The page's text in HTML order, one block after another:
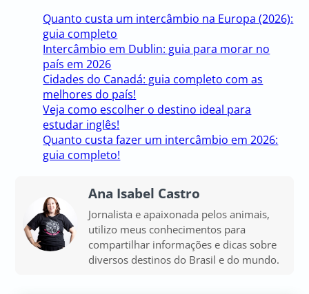
Quanto custa um intercâmbio na Europa (2026):
guia completo
Intercâmbio em Dublin: guia para morar no
país em 2026
Cidades do Canadá: guia completo com as
melhores do país!
Veja como escolher o destino ideal para
estudar inglês!
Quanto custa fazer um intercâmbio em 2026:
guia completo!
Ana Isabel Castro
Jornalista e apaixonada pelos animais,
utilizo meus conhecimentos para
compartilhar informações e dicas sobre
diversos destinos do Brasil e do mundo.